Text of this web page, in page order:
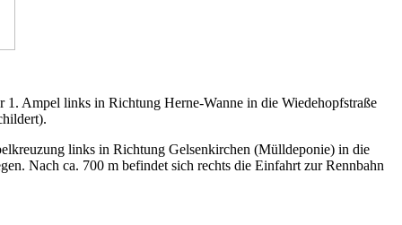
Ampel links in Richtung Herne-Wanne in die Wiedehopfstraße
links in Richtung Gelsenkirchen (Mülldeponie) in die
Nach ca. 700 m befindet sich rechts die Einfahrt zur Rennbahn